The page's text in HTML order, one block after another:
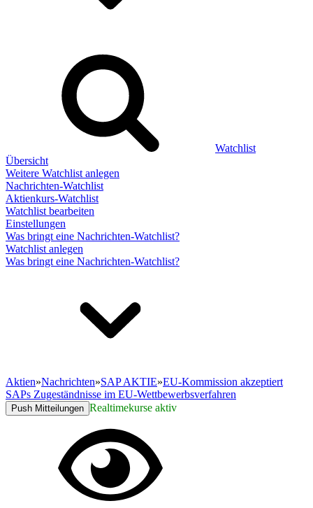
Watchlist
Übersicht
Weitere Watchlist anlegen
Nachrichten-Watchlist
Aktienkurs-Watchlist
Watchlist bearbeiten
Einstellungen
Was bringt eine Nachrichten-Watchlist?
Watchlist anlegen
Was bringt eine Nachrichten-Watchlist?
Aktien»Nachrichten»SAP AKTIE»EU-Kommission akzeptiert
SAPs Zugeständnisse im EU-Wettbewerbsverfahren
Push Mitteilungen Realtimekurse aktiv